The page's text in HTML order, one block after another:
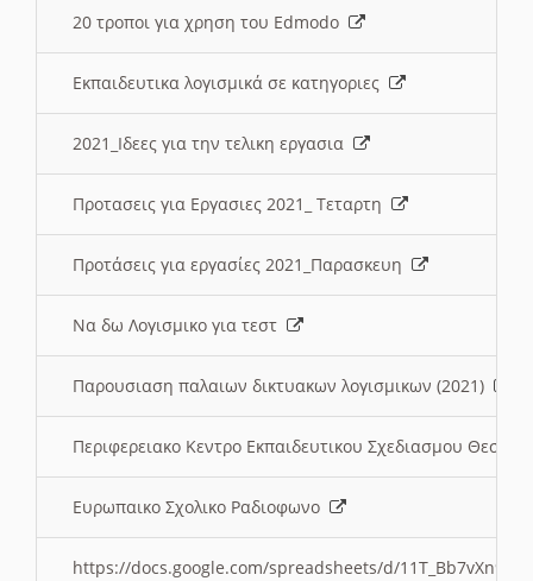
20 τροποι για χρηση του Edmodo
Εκπαιδευτικα λογισμικά σε κατηγοριες
2021_Ιδεες για την τελικη εργασια
Προτασεις για Εργασιες 2021_ Τεταρτη
Προτάσεις για εργασίες 2021_Παρασκευη
Να δω Λογισμικο για τεστ
Παρουσιαση παλαιων δικτυακων λογισμικων (2021)
Περιφερειακο Κεντρο Εκπαιδευτικου Σχεδιασμου
Ευρωπαικο Σχολικο Ραδιοφωνο
https://docs.google.com/spreadsheets/d/